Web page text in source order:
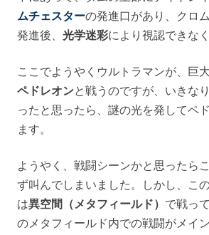
ムチェスターの発進口があり、クロ
発進後、 光学迷彩により視認できな
ここでようやくウルトラマンが、巨
ペドレオンと戦うのですが、いきな
ったと思ったら、謎の光を発してペ
ます。
ようやく、戦闘シーンかと思ったら
ず叫んでしまいました。しかし、こ
は異空間（メタフィールド） で戦っ
のメタフィールド内での戦闘がメイ